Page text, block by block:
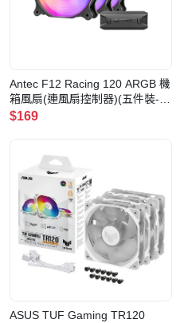
Antec F12 Racing 120 ARGB 機
箱風扇(連風扇控制器)(五件裝-散
裝-黑色)
$169
ASUS TUF Gaming TR120